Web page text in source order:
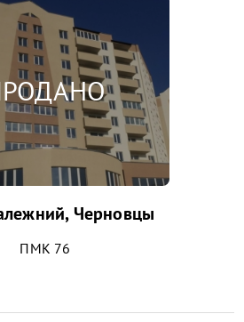
Черновцы
ПМК 76